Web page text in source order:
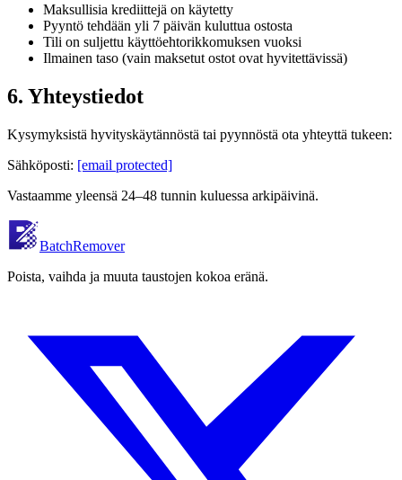
Maksullisia krediittejä on käytetty
Pyyntö tehdään yli 7 päivän kuluttua ostosta
Tili on suljettu käyttöehtorikkomuksen vuoksi
Ilmainen taso (vain maksetut ostot ovat hyvitettävissä)
6. Yhteystiedot
Kysymyksistä hyvityskäytännöstä tai pyynnöstä ota yhteyttä tukeen:
Sähköposti: [email protected]
Vastaamme yleensä 24–48 tunnin kuluessa arkipäivinä.
BatchRemover
Poista, vaihda ja muuta taustojen kokoa eränä.